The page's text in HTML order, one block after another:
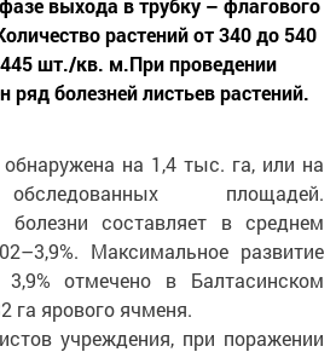
выхода в трубку – флагового
растений от 340 до 540
шт./кв. м.При проведении
ряд болезней листьев растений.
на 1,4 тыс. га, или на
площадей.
болезни составляет в среднем
Максимальное развитие
отмечено в Балтасинском
га ярового ячменя.
учреждения, при поражении